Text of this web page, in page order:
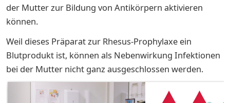
der Mutter zur Bildung von Antikörpern aktivieren
können.
Weil dieses Präparat zur Rhesus-Prophylaxe ein
Blutprodukt ist, können als Nebenwirkung Infektionen
bei der Mutter nicht ganz ausgeschlossen werden.